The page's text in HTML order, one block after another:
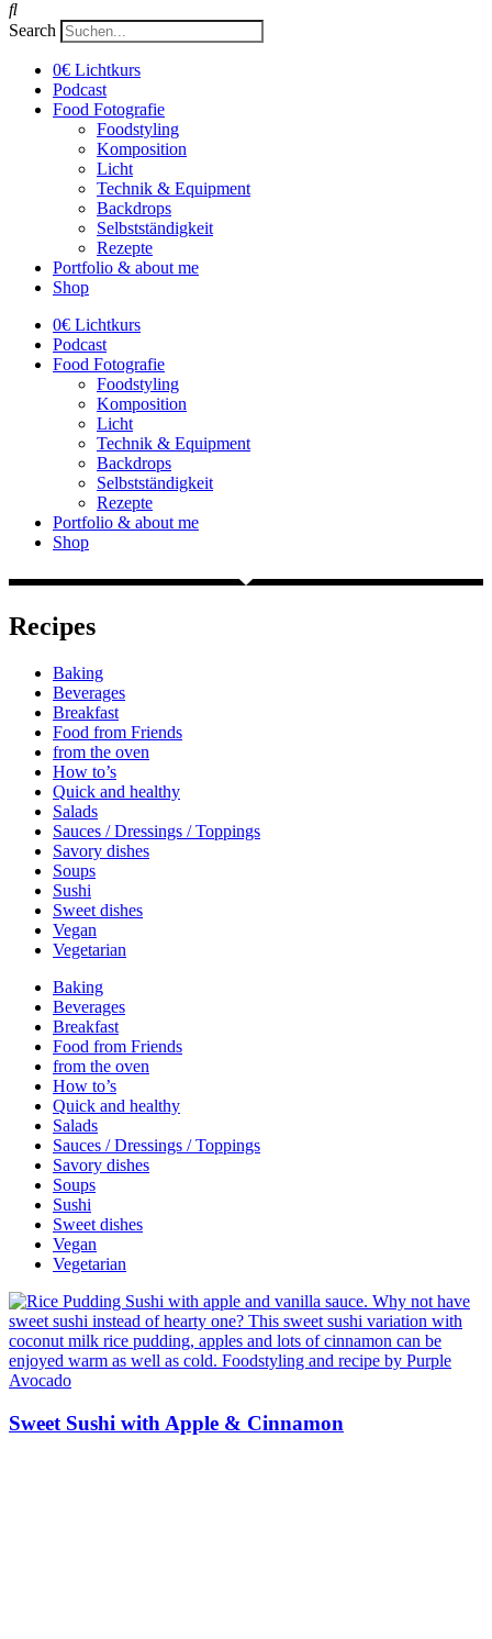
Search
0€ Lichtkurs
Podcast
Food Fotografie
Foodstyling
Komposition
Licht
Technik & Equipment
Backdrops
Selbstständigkeit
Rezepte
Portfolio & about me
Shop
0€ Lichtkurs
Podcast
Food Fotografie
Foodstyling
Komposition
Licht
Technik & Equipment
Backdrops
Selbstständigkeit
Rezepte
Portfolio & about me
Shop
Recipes
Baking
Beverages
Breakfast
Food from Friends
from the oven
How to’s
Quick and healthy
Salads
Sauces / Dressings / Toppings
Savory dishes
Soups
Sushi
Sweet dishes
Vegan
Vegetarian
Baking
Beverages
Breakfast
Food from Friends
from the oven
How to’s
Quick and healthy
Salads
Sauces / Dressings / Toppings
Savory dishes
Soups
Sushi
Sweet dishes
Vegan
Vegetarian
Sweet Sushi with Apple & Cinnamon